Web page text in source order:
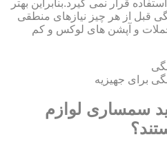
قرار نمی گیرد.بنابراین بهتر
قبل از هر چیز نیازهای منطقی
و آپشن های لوکس و کم
برای جهیزیه
سمساری لوازم